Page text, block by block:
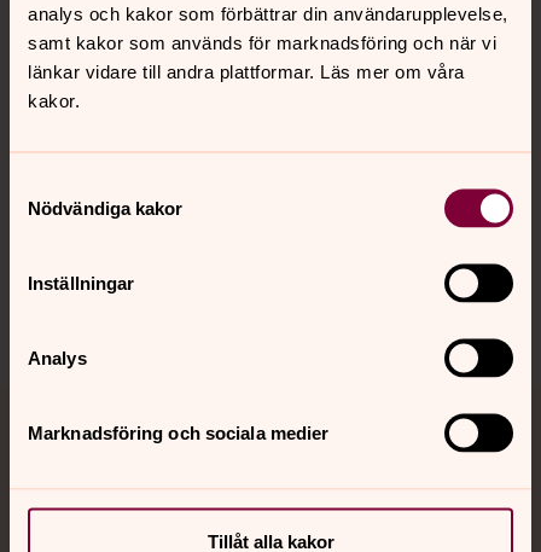
analys och kakor som förbättrar din användarupplevelse,
samt kakor som används för marknadsföring och när vi
länkar vidare till andra plattformar. Läs mer om våra
kakor.
Nödvändiga kakor
Inställningar
Analys
Marknadsföring och sociala medier
Tillåt alla kakor
Kalender
Hitta snabbt
Jourhavande präst
Akut samtals- och krisstöd. Prata eller chatta anonymt